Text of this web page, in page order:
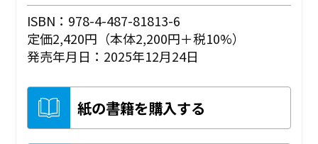
ISBN：978-4-487-81813-6
定価2,420円（本体2,200円＋税10%）
発売年月日：2025年12月24日
紙の書籍を購入する